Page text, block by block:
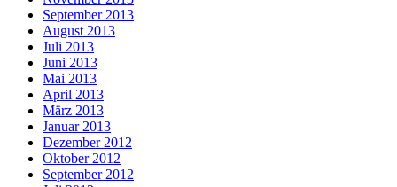
September 2013
August 2013
Juli 2013
Juni 2013
Mai 2013
April 2013
März 2013
Januar 2013
Dezember 2012
Oktober 2012
September 2012